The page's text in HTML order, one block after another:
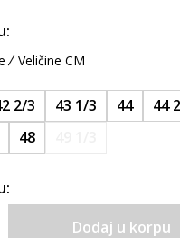
Veličine CM
2/3 43 1/3 44 44
48
Dodaj u korpu